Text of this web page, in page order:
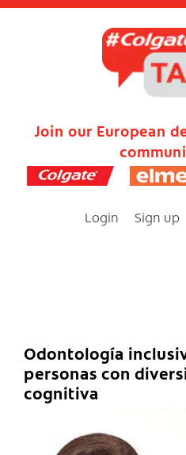
Join our European
Login Sign up
Odontología
personas con
cognitiva